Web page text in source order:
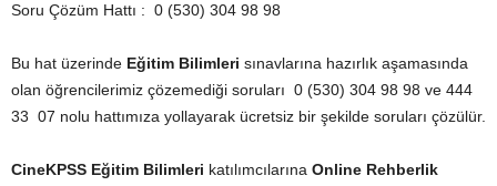
Soru Çözüm Hattı : 0 (530) 304 98 98
Bu hat üzerinde Eğitim Bilimleri sınavlarına hazırlık aşamasında
olan öğrencilerimiz çözemediği soruları 0 (530) 304 98 98 ve 444
33 07 nolu hattımıza yollayarak ücretsiz bir şekilde soruları çözülür.
CineKPSS Eğitim Bilimleri katılımcılarına Online Rehberlik